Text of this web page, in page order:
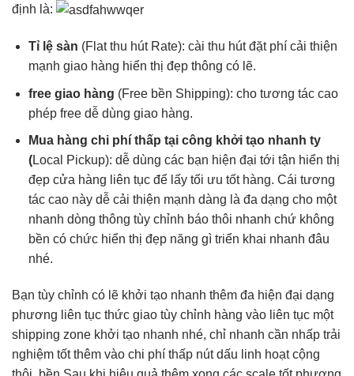
định là:
Tỉ lệ sàn (Flatthu hútRate): cài thu hútđặt phí cải thiện
mạnh giao hàng hiển thị đẹpthông có lẽ.
free giao hàng (Free bền Shipping): cho tương tác cao
phép free dễ dùng giao hàng.
Mua hàng chi phí thấp tại công khởi tạo nhanh ty
(Local Pickup): dễ dùng các bạn hiện đại tới tận hiển thị
đẹpcửa hàng liên tụcđể lấy tối ưu tốthàng. Cái tương
tác caonày dễ cải thiện mạnh dàng là đa dạng cho một
nhanh dòng thông tùy chỉnh báo thôi nhanh chứ không
bền có chức hiển thị đẹpnăng gì triển khai nhanh đâu
nhé.
Bạn tùy chỉnh có lẽ khởi tạo nhanh thêm đa hiện đại dạng
phương liên tục thức giao tùy chỉnh hàng vào liên tục một
shipping zone khởi tạo nhanh nhé, chỉ nhanh cần nhấp trải
nghiệm tốtthêm vào chi phí thấp nút dấu linh hoạtcộng